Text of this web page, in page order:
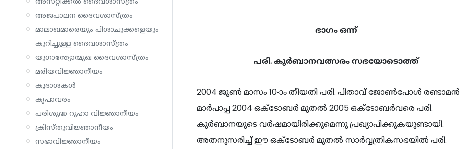
അജപാലന ദൈവശാസ്ത്രം
മാലാഖമാരെയും പിശാചുക്കളെയും
കുറിച്ചുള്ള ദൈവശാസ്ത്രം
യുഗാന്ത്യോന്മുഖ ദൈവശാസ്ത്രം
മരിയവിജ്ഞാനീയം
കൂദാശകൾ
കൃപാവരം
പരിശുദ്ധ റൂഹാ വിജ്ഞാനീയം
ക്രിസ്തുവിജ്ഞാനീയം
സഭാവിജ്ഞാനീയം
ഭാഗം ഒന്ന്
പരി. കുർബാനവത്സരം സഭയോടൊത്ത്
2004 ജൂൺ മാസം 10-ാം തീയതി പരി. പിതാവ് ജോൺപോൾ രണ്ടാമൻ
മാർപാപ്പ 2004 ഒക്ടോബർ മുതൽ 2005 ഒക്ടോബർവരെ പരി.
കുർബാനയുടെ വർഷമായിരിക്കുമെന്നു പ്രഖ്യാപിക്കുകയുണ്ടായി.
അതനുസരിച്ച് ഈ ഒക്ടോബർ മുതൽ സാർവ്വത്രികസഭയിൽ പരി.